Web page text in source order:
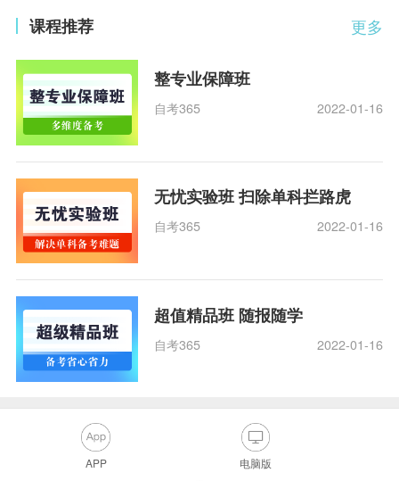
更多
课程推荐
整专业保障班
自考365 2022-01-16
无忧实验班 扫除单科拦路虎
自考365 2022-01-16
超值精品班 随报随学
自考365 2022-01-16
APP 电脑版